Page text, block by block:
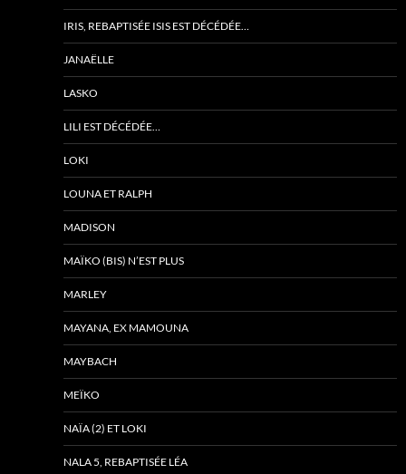
IRIS, REBAPTISÉE ISIS EST DÉCÉDÉE…
JANAËLLE
LASKO
LILI EST DÉCÉDÉE…
LOKI
LOUNA ET RALPH
MADISON
MAÏKO (BIS) N’EST PLUS
MARLEY
MAYANA, EX MAMOUNA
MAYBACH
MEÏKO
NAÏA (2) ET LOKI
NALA 5, REBAPTISÉE LÉA